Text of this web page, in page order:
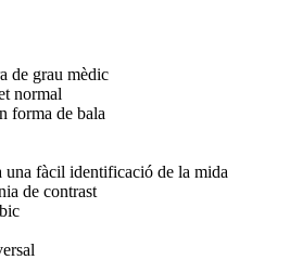
de grau mèdic
normal
forma de bala
fàcil identificació de la mida
de contrast